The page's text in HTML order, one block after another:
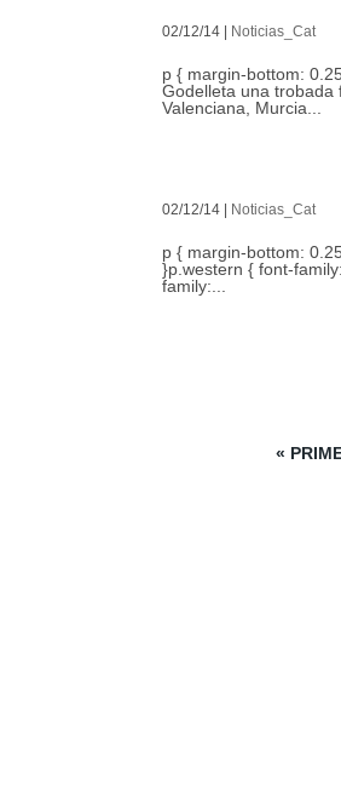
02/12/14 Noticias_Cat
p { margin-bottom:
Godelleta una trobada
Valenciana, Murcia...
02/12/14 Noticias_Cat
p { margin-bottom:
}p.western { font-
family:...
«